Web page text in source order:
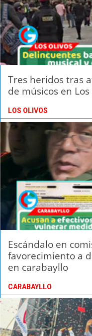
Tres heridos tras
de músicos en
LOS OLIVOS
Escándalo en
favorecimiento a
en carabayllo
CARABAYLLO